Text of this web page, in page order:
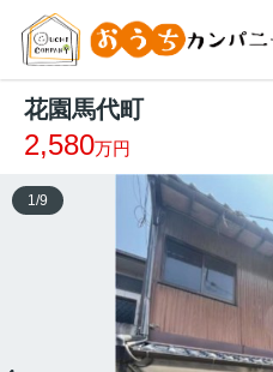
花園馬代町
2,580万円
1 /9